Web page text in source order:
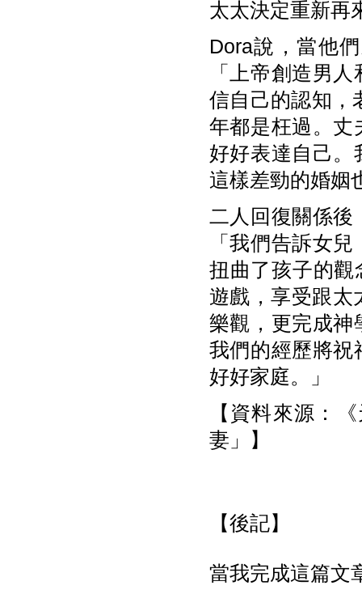
太太決定重新再
Dora說，當他
「上帝創造男
信自己的認知，
年都是枉過。丈
好好表達自己。
這樣差勁的婚姻
二人回復關係後
「我們告訴女
扭曲了孩子的
遊戲，享受跟太
樂觀，更完成神
我們的經歷將祝
好好家庭。」
【資料來源：
妻」】
【後記】
當我完成這篇文